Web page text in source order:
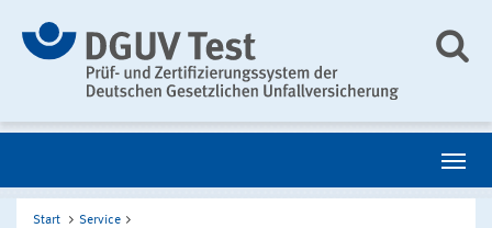
Start
Service